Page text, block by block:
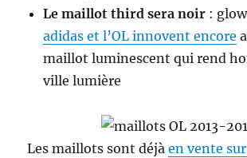
Le maillot third sera noir :
adidas et l’OL innovent encore
maillot luminescent qui rend
ville lumière
Les maillots sont déjàen vente